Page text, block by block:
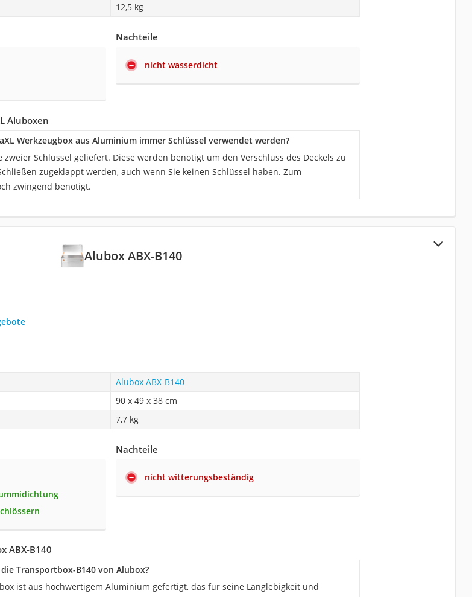
12,5 kg
Nachteile
nicht wasserdicht
Aluboxen
Werkzeugbox aus Aluminium immer Schlüssel verwendet werden?
Schlüssel geliefert. Diese werden benötigt um den Verschluss des Deckels zu
zugeklappt werden, auch wenn Sie keinen Schlüssel haben. Zum
zwingend benötigt.
Alubox ABX-B140
Alubox ABX-B140
90 x 49 x 38 cm
7,7 kg
Nachteile
nicht witterungsbeständig
ABX-B140
Transportbox-B140 von Alubox?
ist aus hochwertigem Aluminium gefertigt, das für seine Langlebigkeit und